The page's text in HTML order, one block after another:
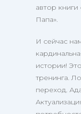
автор
Папа».
И сейчас
истории!
тренинга.
переход.